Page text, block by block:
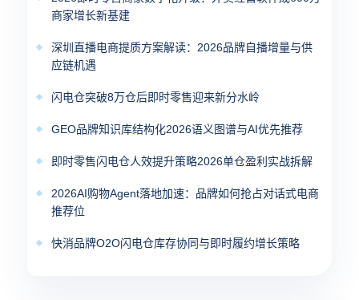
商家增长新基建
深圳直播电商提质方案解读：2026品牌自播增量与供
应链机遇
闪电仓突破8万仓后即时零售迎来新分水岭
GEO品牌知识库结构化2026语义图谱与AI优先推荐
即时零售闪电仓人效提升策略2026单仓盈利实战拆解
2026AI购物Agent落地加速：品牌如何抢占对话式电商
推荐位
快消品牌O2O闪电仓库存协同与即时履约增长策略